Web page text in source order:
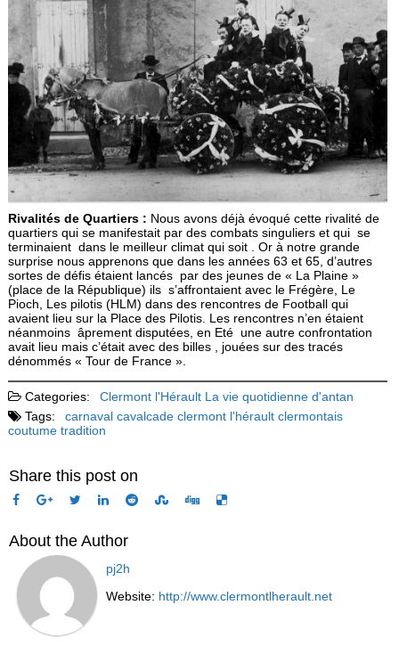
Rivalités de Quartiers : Nous avons déjà évoqué cette rivalité de
quartiers qui se manifestait par des combats singuliers et qui se
terminaient dans le meilleur climat qui soit . Or à notre grande
surprise nous apprenons que dans les années 63 et 65, d’autres
sortes de défis étaient lancés par des jeunes de « La Plaine »
(place de la République) ils s’affrontaient avec le Frégère, Le
Pioch, Les pilotis (HLM) dans des rencontres de Football qui
avaient lieu sur la Place des Pilotis. Les rencontres n’en étaient
néanmoins âprement disputées, en Eté une autre confrontation
avait lieu mais c’était avec des billes , jouées sur des tracés
dénommés « Tour de France ».
Categories: Clermont l'Hérault La vie quotidienne d'antan
Tags:
carnaval cavalcade clermont l'hérault clermontais
coutume tradition
Share this post on
About the Author
pj2h
Website: http://www.clermontlherault.net